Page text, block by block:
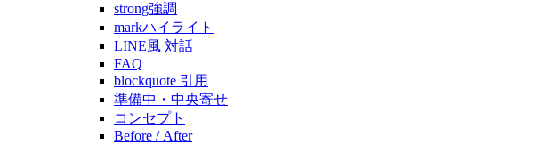
strong強調
markハイライト
LINE風 対話
FAQ
blockquote 引用
準備中・中央寄せ
コンセプト
Before / After